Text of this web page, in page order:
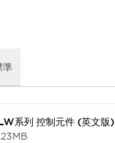
準
系列 控制元件 (英文版)